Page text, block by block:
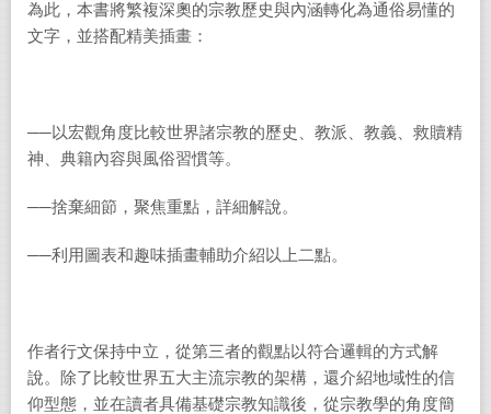
為此，本書將繁複深奧的宗教歷史與內涵轉化為通俗易懂的
文字，並搭配精美插畫：
──以宏觀角度比較世界諸宗教的歷史、教派、教義、救贖精
神、典籍內容與風俗習慣等。
──捨棄細節，聚焦重點，詳細解說。
──利用圖表和趣味插畫輔助介紹以上二點。
作者行文保持中立，從第三者的觀點以符合邏輯的方式解
說。除了比較世界五大主流宗教的架構，還介紹地域性的信
仰型態，並在讀者具備基礎宗教知識後，從宗教學的角度簡